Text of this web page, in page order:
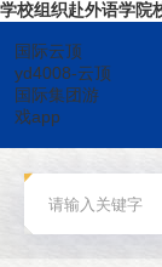
学校组织赴外语学院
国际云顶
yd4008-云顶
国际集团游
戏app